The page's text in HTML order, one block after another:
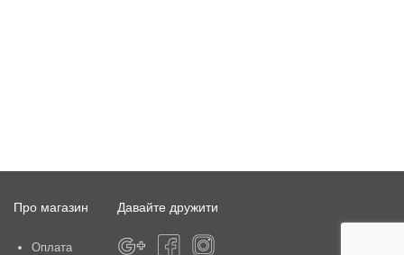
Про магазин
Оплата
Давайте дружити